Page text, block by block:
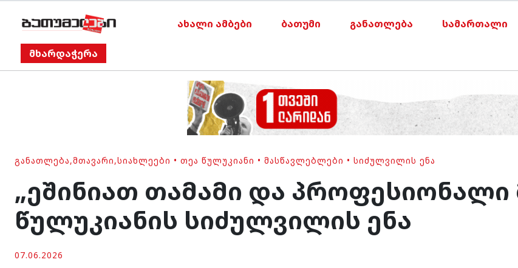
ახალი ამბები ბათუმი განათლება სამართალი
მხარდაჭერა
ᲒᲐᲜᲐᲗᲚᲔᲑᲐ,ᲛᲗᲐᲕᲐᲠᲘ,ᲡᲘᲐᲮᲚᲔᲔᲑᲘ • ᲗᲔᲐ ᲬᲣᲚᲣᲙᲘᲐᲜᲘ • ᲛᲐᲡᲬᲐᲕᲚᲔᲑᲚᲔᲑᲘ • ᲡᲘᲫᲣᲚᲕᲘᲚᲘᲡ ᲔᲜᲐ
„ეშინიათ თამამი და პროფესიონალი
წულუკიანის სიძულვილის ენა
07.06.2026